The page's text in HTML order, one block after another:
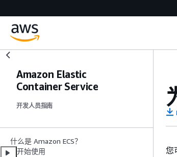
Amazon Elastic
Container Service
开发人员指南
什么是 Amazon ECS？
开始使用
您